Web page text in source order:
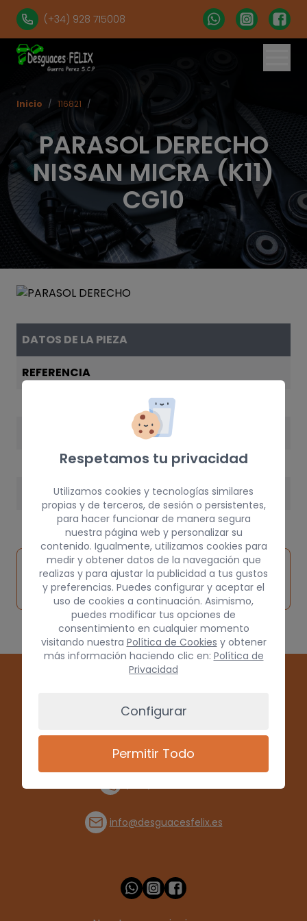
(+34) 928 715008
PARASOL DERECHO
NISSAN MICRA (K11)
CG10
Inicio / 116821 /
DATOS DE LA PIEZA
REFERENCIA
Inspeccionar
vehículo de
origen
Solicitar
pieza
Consultar
por
info@desguacesfelix.es
Respetamos tu privacidad
Utilizamos cookies y tecnologías similares
propias y de terceros, de sesión o persistentes,
para hacer funcionar de manera segura
nuestra página web y personalizar su
contenido. Igualmente, utilizamos cookies para
medir y obtener datos de la navegación que
realizas y para ajustar la publicidad a tus gustos
y preferencias. Puedes configurar y aceptar el
uso de cookies a continuación. Asimismo,
puedes modificar tus opciones de
consentimiento en cualquier momento
visitando nuestra Política de Cookies y obtener
más información haciendo clic en: Política de
Privacidad
Configurar
Permitir Todo